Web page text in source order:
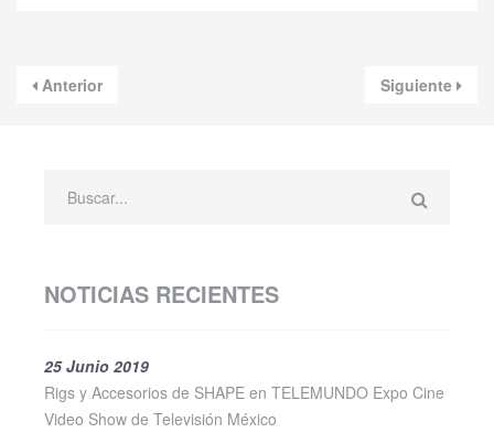
Anterior Siguiente
NOTICIAS RECIENTES
25 Junio 2019
Rigs y Accesorios de SHAPE en TELEMUNDO Expo Cine
Video Show de Televisión México